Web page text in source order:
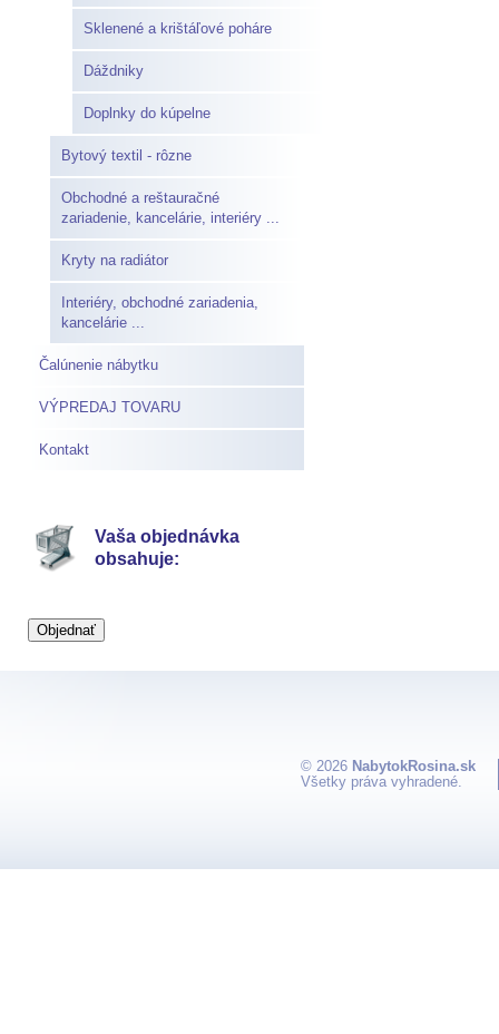
Sklenené a krištáľové poháre
Dáždniky
Doplnky do kúpelne
Bytový textil - rôzne
Obchodné a reštauračné
zariadenie, kancelárie, interiéry ...
Kryty na radiátor
Interiéry, obchodné zariadenia,
kancelárie ...
Čalúnenie nábytku
VÝPREDAJ TOVARU
Kontakt
Vaša objednávka
obsahuje:
© 2026 NabytokRosina.sk
Všetky práva vyhradené.